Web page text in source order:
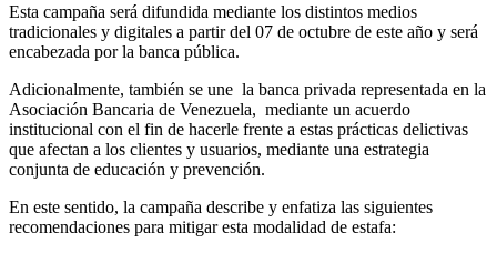
Esta campaña será difundida mediante los distintos medios
tradicionales y digitales a partir del 07 de octubre de este año y será
encabezada por la banca pública.
Adicionalmente, también se une la banca privada representada en la
Asociación Bancaria de Venezuela, mediante un acuerdo
institucional con el fin de hacerle frente a estas prácticas delictivas
que afectan a los clientes y usuarios, mediante una estrategia
conjunta de educación y prevención.
En este sentido, la campaña describe y enfatiza las siguientes
recomendaciones para mitigar esta modalidad de estafa: